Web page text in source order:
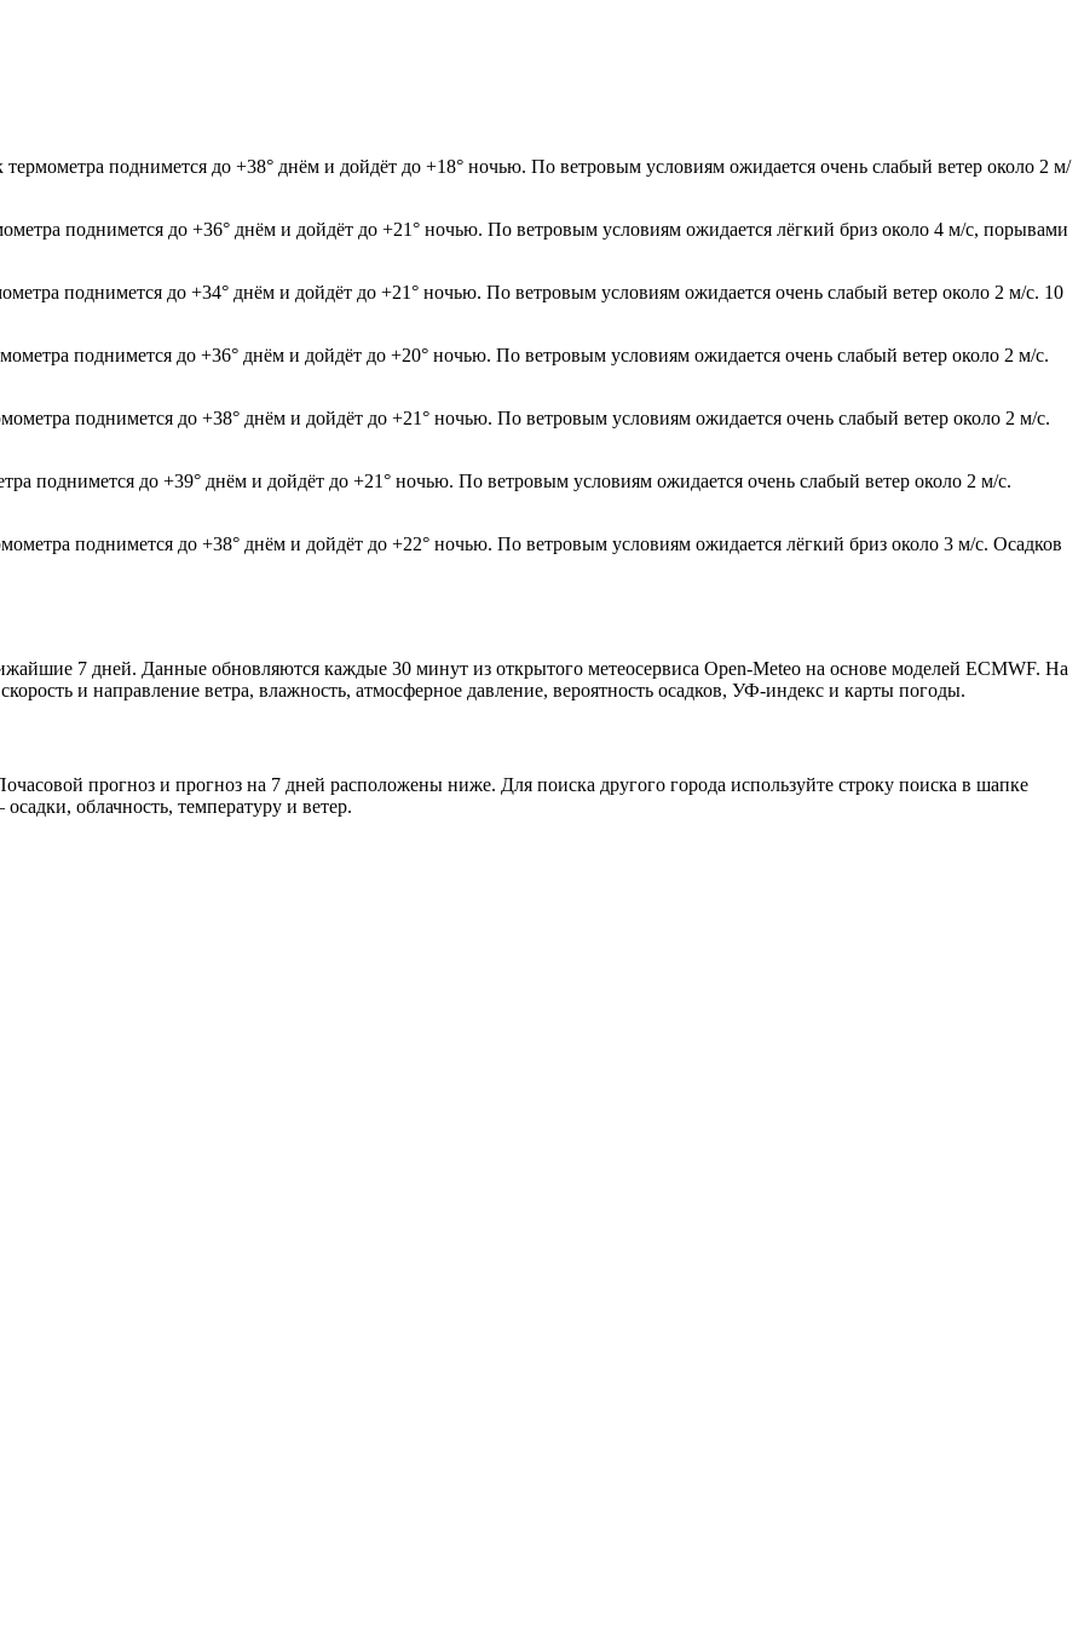
поднимется до +38° днём и дойдёт до +18° ночью. По ветровым условиям ожидается очень слабый ветер около 2 м/
поднимется до +36° днём и дойдёт до +21° ночью. По ветровым условиям ожидается лёгкий бриз около 4 м/с, порывами
поднимется до +34° днём и дойдёт до +21° ночью. По ветровым условиям ожидается очень слабый ветер около 2 м/с. 10
поднимется до +36° днём и дойдёт до +20° ночью. По ветровым условиям ожидается очень слабый ветер около 2 м/с.
поднимется до +38° днём и дойдёт до +21° ночью. По ветровым условиям ожидается очень слабый ветер около 2 м/с.
поднимется до +39° днём и дойдёт до +21° ночью. По ветровым условиям ожидается очень слабый ветер около 2 м/с.
поднимется до +38° днём и дойдёт до +22° ночью. По ветровым условиям ожидается лёгкий бриз около 3 м/с. Осадков
7 дней. Данные обновляются каждые 30 минут из открытого метеосервиса Open-Meteo на основе моделей ECMWF. На
и направление ветра, влажность, атмосферное давление, вероятность осадков, УФ-индекс и карты погоды.
прогноз и прогноз на 7 дней расположены ниже. Для поиска другого города используйте строку поиска в шапке
облачность, температуру и ветер.